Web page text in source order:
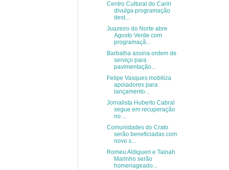
Centro Cultural do Cariri
divulga programação
dest...
Juazeiro do Norte abre
Agosto Verde com
programaçã...
Barbalha assina ordem de
serviço para
pavimentação...
Felipe Vasques mobiliza
apoiadores para
lançamento...
Jornalista Huberto Cabral
segue em recuperação
no ...
Comunidades do Crato
serão beneficiadas com
novo s...
Romeu Aldigueri e Tainah
Marinho serão
homenageado...